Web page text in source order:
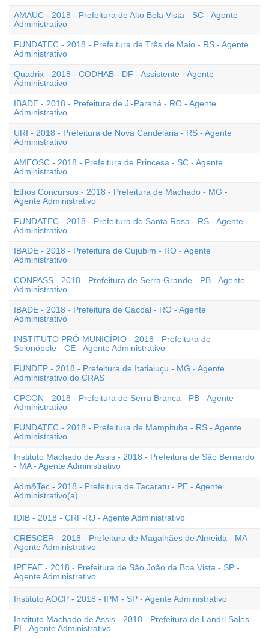
AMAUC - 2018 - Prefeitura de Alto Bela Vista - SC - Agente
Administrativo
FUNDATEC - 2018 - Prefeitura de Três de Maio - RS - Agente
Administrativo
Quadrix - 2018 - CODHAB - DF - Assistente - Agente
Administrativo
IBADE - 2018 - Prefeitura de Ji-Paraná - RO - Agente
Administrativo
URI - 2018 - Prefeitura de Nova Candelária - RS - Agente
Administrativo
AMEOSC - 2018 - Prefeitura de Princesa - SC - Agente
Administrativo
Ethos Concursos - 2018 - Prefeitura de Machado - MG -
Agente Administrativo
FUNDATEC - 2018 - Prefeitura de Santa Rosa - RS - Agente
Administrativo
IBADE - 2018 - Prefeitura de Cujubim - RO - Agente
Administrativo
CONPASS - 2018 - Prefeitura de Serra Grande - PB - Agente
Administrativo
IBADE - 2018 - Prefeitura de Cacoal - RO - Agente
Administrativo
INSTITUTO PRÓ-MUNICÍPIO - 2018 - Prefeitura de
Solonópole - CE - Agente Administrativo
FUNDEP - 2018 - Prefeitura de Itatiaiuçu - MG - Agente
Administrativo do CRAS
CPCON - 2018 - Prefeitura de Serra Branca - PB - Agente
Administrativo
FUNDATEC - 2018 - Prefeitura de Mampituba - RS - Agente
Administrativo
Instituto Machado de Assis - 2018 - Prefeitura de São Bernardo
- MA - Agente Administrativo
Adm&Tec - 2018 - Prefeitura de Tacaratu - PE - Agente
Administrativo(a)
IDIB - 2018 - CRF-RJ - Agente Administrativo
CRESCER - 2018 - Prefeitura de Magalhães de Almeida - MA -
Agente Administrativo
IPEFAE - 2018 - Prefeitura de São João da Boa Vista - SP -
Agente Administrativo
Instituto AOCP - 2018 - IPM - SP - Agente Administrativo
Instituto Machado de Assis - 2018 - Prefeitura de Landri Sales -
PI - Agente Administrativo